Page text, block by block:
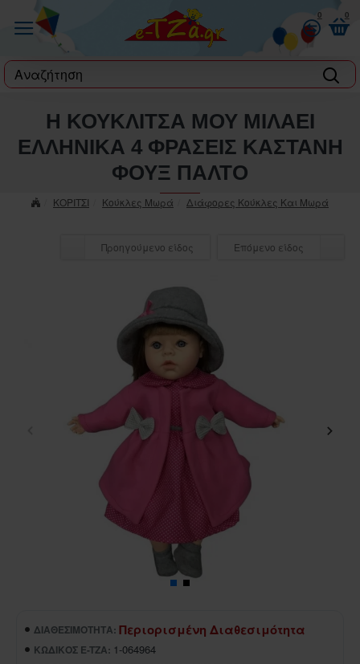
0 0
label
ΚΟΡΙΤΣΙ Κούκλες Μωρά Διάφορες Κούκλες Και Μωρά
Η ΚΟΥΚΛΙΤΣΑ ΜΟΥ ΜΙΛΑΕΙ
ΕΛΛΗΝΙΚΑ 4 ΦΡΑΣΕΙΣ ΚΑΣΤΑΝΗ
ΦΟΥΞ ΠΑΛΤΟ
Προηγούμενο είδος Επόμενο είδος
ΔΙΑΘΕΣΙΜΌΤΗΤΑ: Περιορισμένη Διαθεσιμότητα
ΚΩΔΙΚΌΣ E-TZA: 1-064964